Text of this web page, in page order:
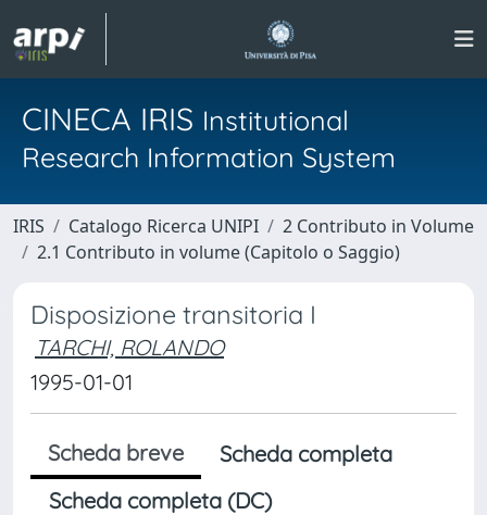
CINECA IRIS Institutional
Research Information System
IRIS Catalogo Ricerca UNIPI
2 Contributo in Volume
2.1 Contributo in volume (Capitolo o Saggio)
Disposizione transitoria I
TARCHI, ROLANDO
1995-01-01
Scheda breve
Scheda completa
Scheda completa (DC)